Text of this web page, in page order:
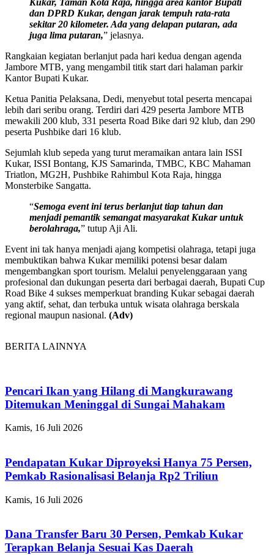
dan DPRD Kukar, dengan jarak tempuh rata-rata
sekitar 20 kilometer. Ada yang delapan putaran, ada
juga lima putaran,” jelasnya.
Rangkaian kegiatan berlanjut pada hari kedua dengan agenda
Jambore MTB, yang mengambil titik start dari halaman parkir
Kantor Bupati Kukar.
Ketua Panitia Pelaksana, Dedi, menyebut total peserta mencapai
lebih dari seribu orang. Terdiri dari 429 peserta Jambore MTB
mewakili 200 klub, 331 peserta Road Bike dari 92 klub, dan 290
peserta Pushbike dari 16 klub.
Sejumlah klub sepeda yang turut meramaikan antara lain ISSI
Kukar, ISSI Bontang, KJS Samarinda, TMBC, KBC Mahaman
Triatlon, MG2H, Pushbike Rahimbul Kota Raja, hingga
Monsterbike Sangatta.
“Semoga event ini terus berlanjut tiap tahun dan
menjadi pemantik semangat masyarakat Kukar untuk
berolahraga,” tutup Aji Ali.
Event ini tak hanya menjadi ajang kompetisi olahraga, tetapi juga
membuktikan bahwa Kukar memiliki potensi besar dalam
mengembangkan sport tourism. Melalui penyelenggaraan yang
profesional dan dukungan peserta dari berbagai daerah, Bupati Cup
Road Bike 4 sukses memperkuat branding Kukar sebagai daerah
yang aktif, sehat, dan terbuka untuk wisata olahraga berskala
regional maupun nasional. (Adv)
BERITA LAINNYA
Pencari Ikan yang Hilang di Mangkurawang
Ditemukan Meninggal di Sungai Mahakam
Kamis, 16 Juli 2026
Pendapatan Kukar Diproyeksi Hanya 75 Persen,
Pemkab Rasionalisasi Belanja Rp2 Triliun
Kamis, 16 Juli 2026
Dana Transfer Baru 30 Persen, Pemkab Kukar
Terapkan Belanja Sesuai Kas Daerah